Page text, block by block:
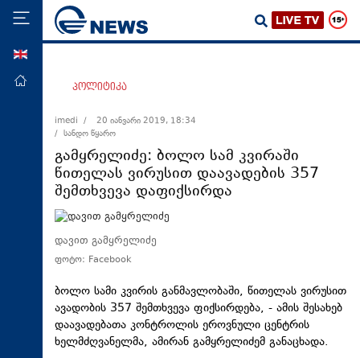
მთავარი
ეკონომიკა
მსოფლიო
ჯანდაცვა
საზოგადოება
სამართალი
რეგიონი
კულტურა
სპორტი
პოლიტიკა
imedi /
20 იანვარი 2019, 18:34
/ სანდო წყარო
გამყრელიძე: ბოლო სამ კვირაში
წითელას ვირუსით დაავადების 357
შემთხვევა დაფიქსირდა
დავით გამყრელიძე
ფოტო: Facebook
ბოლო სამი კვირის განმავლობაში, წითელას ვირუსით
ავადობის 357 შემთხვევა ფიქსირდება, - ამის შესახებ
დაავადებათა კონტროლის ეროვნული ცენტრის
ხელმძღვანელმა, ამირან გამყრელიძემ განაცხადა.